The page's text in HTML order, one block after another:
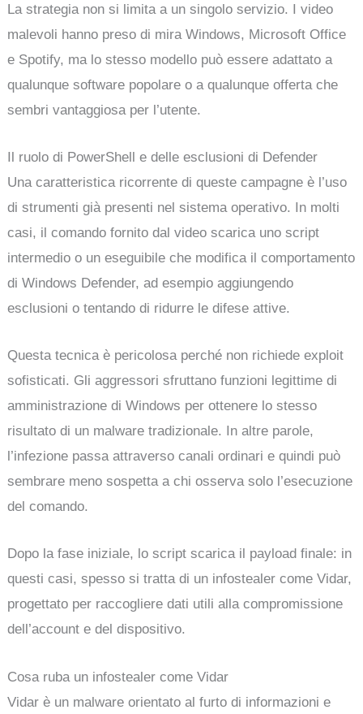
La strategia non si limita a un singolo servizio. I video
malevoli hanno preso di mira Windows, Microsoft Office
e Spotify, ma lo stesso modello può essere adattato a
qualunque software popolare o a qualunque offerta che
sembri vantaggiosa per l’utente.
Il ruolo di PowerShell e delle esclusioni di Defender
Una caratteristica ricorrente di queste campagne è l’uso
di strumenti già presenti nel sistema operativo. In molti
casi, il comando fornito dal video scarica uno script
intermedio o un eseguibile che modifica il comportamento
di Windows Defender, ad esempio aggiungendo
esclusioni o tentando di ridurre le difese attive.
Questa tecnica è pericolosa perché non richiede exploit
sofisticati. Gli aggressori sfruttano funzioni legittime di
amministrazione di Windows per ottenere lo stesso
risultato di un malware tradizionale. In altre parole,
l’infezione passa attraverso canali ordinari e quindi può
sembrare meno sospetta a chi osserva solo l’esecuzione
del comando.
Dopo la fase iniziale, lo script scarica il payload finale: in
questi casi, spesso si tratta di un infostealer come Vidar,
progettato per raccogliere dati utili alla compromissione
dell’account e del dispositivo.
Cosa ruba un infostealer come Vidar
Vidar è un malware orientato al furto di informazioni e